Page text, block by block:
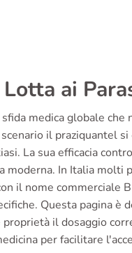
ai
medica globale
il praziquantel
La sua efficacia
In Italia molti
il nome commerciale
Questa pagina
il dosaggio
per facilitare